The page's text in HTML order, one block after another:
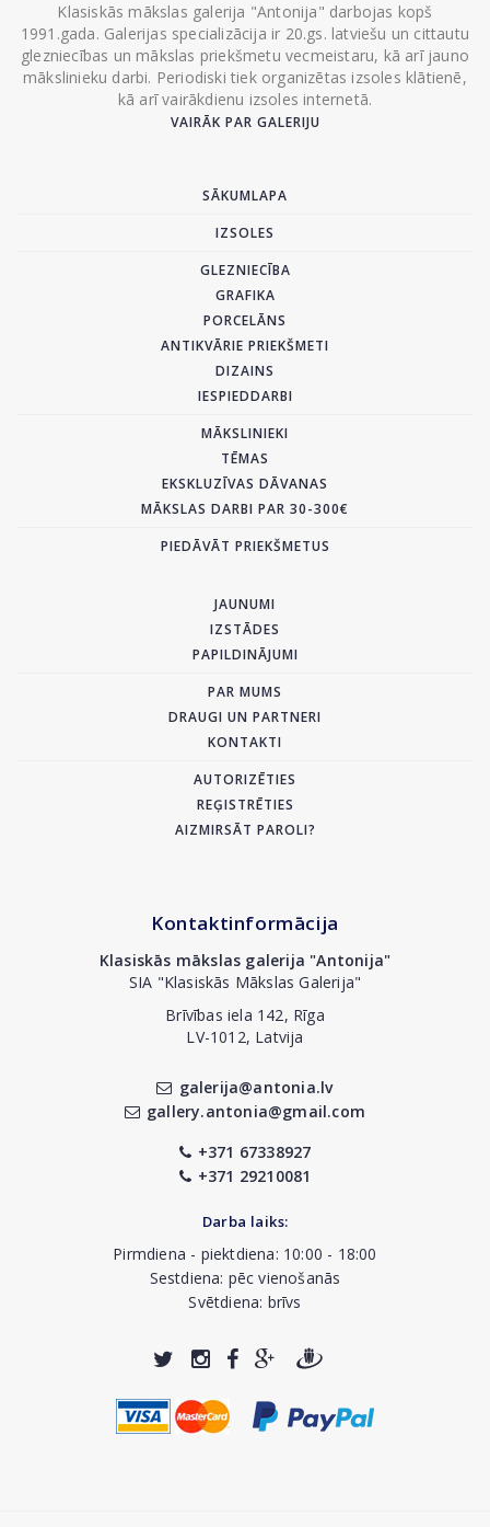
Klasiskās mākslas galerija "Antonija" darbojas kopš
1991.gada. Galerijas specializācija ir 20.gs. latviešu un cittautu
glezniecības un mākslas priekšmetu vecmeistaru, kā arī jauno
mākslinieku darbi. Periodiski tiek organizētas izsoles klātienē,
kā arī vairākdienu izsoles internetā.
VAIRĀK PAR GALERIJU
SĀKUMLAPA
IZSOLES
GLEZNIECĪBA
GRAFIKA
PORCELĀNS
ANTIKVĀRIE PRIEKŠMETI
DIZAINS
IESPIEDDARBI
MĀKSLINIEKI
TĒMAS
EKSKLUZĪVAS DĀVANAS
MĀKSLAS DARBI PAR 30-300€
PIEDĀVĀT PRIEKŠMETUS
JAUNUMI
IZSTĀDES
PAPILDINĀJUMI
PAR MUMS
DRAUGI UN PARTNERI
KONTAKTI
AUTORIZĒTIES
REĢISTRĒTIES
AIZMIRSĀT PAROLI?
Kontaktinformācija
Klasiskās mākslas galerija "Antonija"
SIA "Klasiskās Mākslas Galerija"
Brīvības iela 142, Rīga
LV-1012, Latvija
galerija@antonia.lv
gallery.antonia@gmail.com
+371 67338927
+371 29210081
Darba laiks:
Pirmdiena - piektdiena: 10:00 - 18:00
Sestdiena: pēc vienošanās
Svētdiena: brīvs